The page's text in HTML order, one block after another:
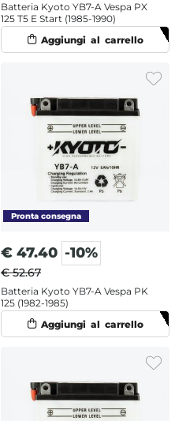
Batteria Kyoto YB7-A Vespa PX
125 T5 E Start (1985-1990)
€ 47.40 -10%
€ 52.67
Batteria Kyoto YB7-A Vespa PK
125 (1982-1985)